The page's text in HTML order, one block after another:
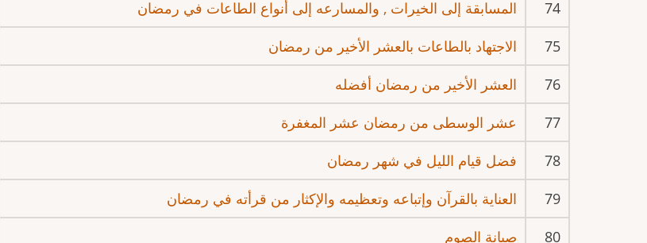
74 المسابقة إلى الخيرات , والمسارعه إلى أنواع الطاعات في رمضان
75 الاجتهاد بالطاعات بالعشر الأخير من رمضان
76 العشر الأخير من رمضان أفضله
77 عشر الوسطى من رمضان عشر المغفرة
78 فضل قيام الليل في شهر رمضان
79 العناية بالقرآن وإتباعه وتعظيمه والإكثار من قرأته في رمضان
80 صيانة الصوم